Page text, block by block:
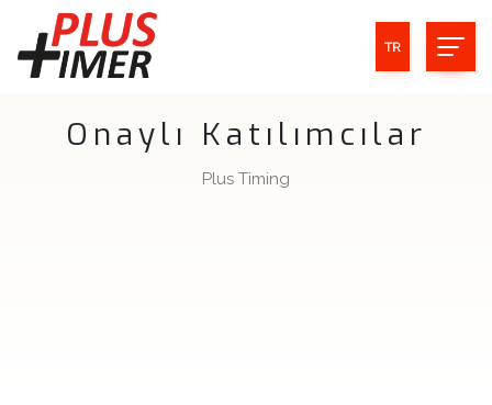
TR
Onaylı Katılımcılar
Plus Timing